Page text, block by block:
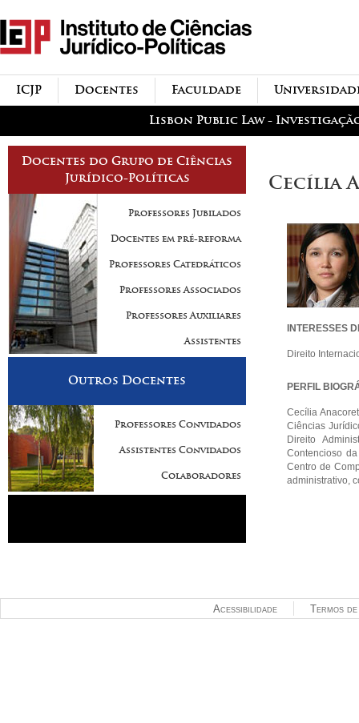
principal
icjp
menu-institucional Faculdade
Docentes
ICJP
Lisbon Public Law -
Docentes do Grupo de Ciências
Jurídico-Políticas
Professores Jubilados
Docentes em pré-reforma
Professores Catedráticos
Professores Associados
Professores Auxiliares
Assistentes
Outros Docentes
Professores Convidados
Assistentes Convidados
Colaboradores
Cecília
INTERESSES
Direito
PERFIL
Cecília
Ciências
Direito
Contencioso
Centro de
administrativo,
Termos
Acessibilidade